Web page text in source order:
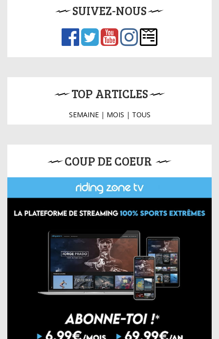
SUIVEZ-NOUS
TOP ARTICLES
SEMAINE| MOIS | TOUS
COUP DE COEUR